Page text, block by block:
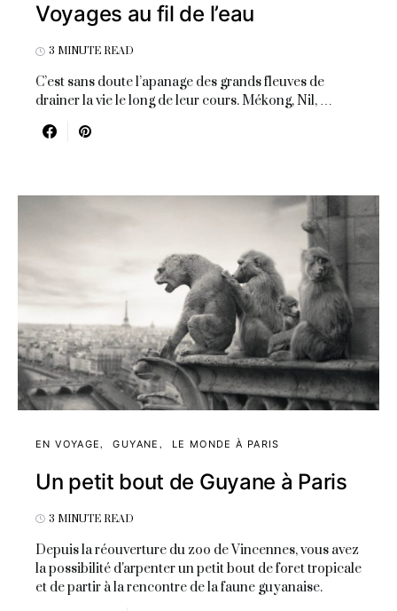
Voyages au fil de l’eau
3 MINUTE READ
C’est sans doute l’apanage des grands fleuves de
drainer la vie le long de leur cours. Mékong, Nil, …
EN VOYAGE GUYANE LE MONDE À PARIS
Un petit bout de Guyane à Paris
3 MINUTE READ
Depuis la réouverture du zoo de Vincennes, vous avez
la possibilité d'arpenter un petit bout de foret tropicale
et de partir à la rencontre de la faune guyanaise.